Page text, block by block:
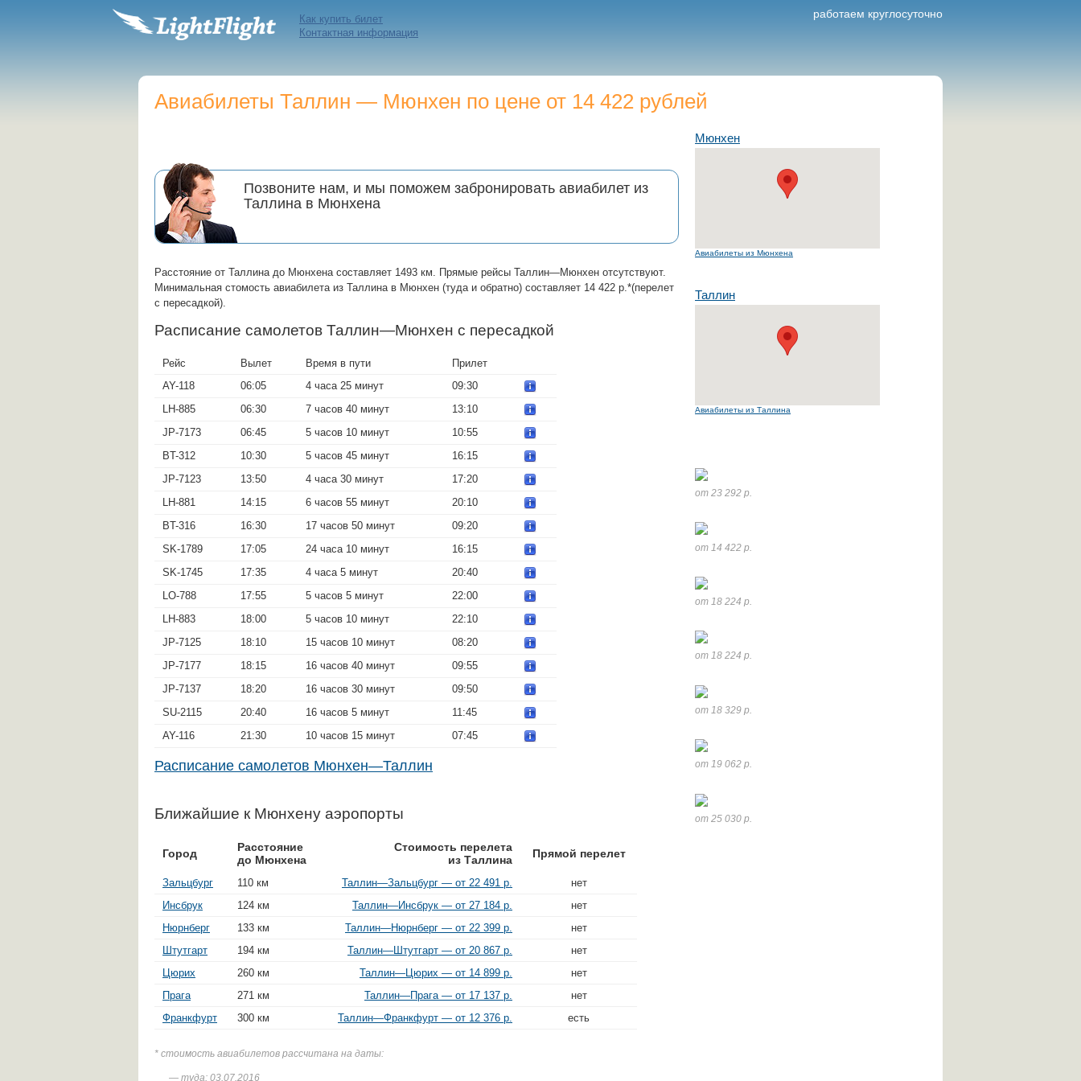
работаем круглосуточно
Как купить билет
Контактная информация
Авиабилеты Таллин — Мюнхен по цене от 14 422 рублей
Позвоните нам, и мы поможем забронировать авиабилет из
Таллина в Мюнхена
Расстояние от Таллина до Мюнхена составляет 1493 км. Прямые рейсы Таллин—Мюнхен отсутствуют.
Минимальная стомость авиабилета из Таллина в Мюнхен (туда и обратно) составляет 14 422 р.*(перелет
с пересадкой).
Расписание самолетов Таллин—Мюнхен с пересадкой
Рейс Вылет Время в пути
Прилет
AY-118
06:05 4 часа 25 минут
09:30
LH-885
06:30 7 часов 40 минут
13:10
JP-7173
06:45 5 часов 10 минут
10:55
BT-312
10:30 5 часов 45 минут
16:15
JP-7123
13:50 4 часа 30 минут
17:20
LH-881
14:15 6 часов 55 минут
20:10
BT-316
16:30 17 часов 50 минут
09:20
SK-1789
17:05 24 часа 10 минут
16:15
SK-1745
17:35 4 часа 5 минут
20:40
LO-788
17:55 5 часов 5 минут
22:00
LH-883
18:00 5 часов 10 минут
22:10
JP-7125
18:10 15 часов 10 минут
08:20
JP-7177
18:15 16 часов 40 минут
09:55
JP-7137
18:20 16 часов 30 минут
09:50
SU-2115
20:40 16 часов 5 минут
11:45
AY-116
21:30 10 часов 15 минут 07:45
Расписание самолетов Мюнхен—Таллин
Ближайшие к Мюнхену аэропорты
Город
Расстояние
до Мюнхена
Стоимость перелета
из Таллина
Прямой перелет
Зальцбург 110 км Таллин—Зальцбург — от 22 491 р.
нет
Инсбрук
124 км Таллин—Инсбрук — от 27 184 р.
нет
Нюрнберг
133 км Таллин—Нюрнберг — от 22 399 р.
нет
Штутгарт
194 км Таллин—Штутгарт — от 20 867 р.
нет
Цюрих
260 км Таллин—Цюрих — от 14 899 р.
нет
Прага
271 км Таллин—Прага — от 17 137 р.
нет
Франкфурт
300 км Таллин—Франкфурт — от 12 376 р. есть
* стоимость авиабилетов рассчитана на даты:
— туда: 03.07.2016
Мюнхен
Авиабилеты из Мюнхена
Таллин
Авиабилеты из Таллина
от 23 292 р.
от 14 422 р.
от 18 224 р.
от 18 224 р.
от 18 329 р.
от 19 062 р.
от 25 030 р.